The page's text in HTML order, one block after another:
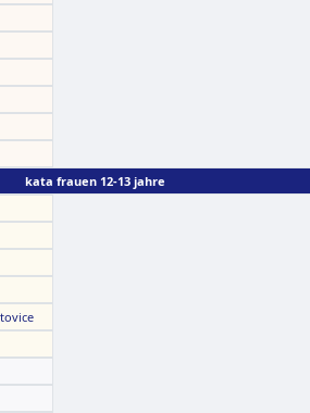
kata frauen 12-13 jahre